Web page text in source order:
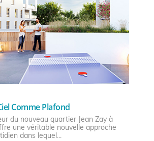
Comme Plafond
du nouveau quartier Jean Zay à
une véritable nouvelle approche
dans lequel...